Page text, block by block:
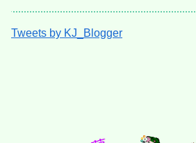
Tweets by KJ_Blogger